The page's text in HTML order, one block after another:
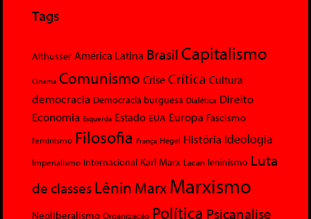
Tags
Althusser América Latina Brasil Capitalismo
Cinema Comunismo Crise Crítica Cultura
democracia Democracia burguesa Dialética Direito
Economia Esquerda Estado EUA Europa Fascismo
feminismo Filosofia França Hegel História Ideologia
Imperialismo Internacional Karl Marx Lacan leninismo Luta
de classesLênin MarxMarxismo
Neoliberalismo Organização Política Psicanalise